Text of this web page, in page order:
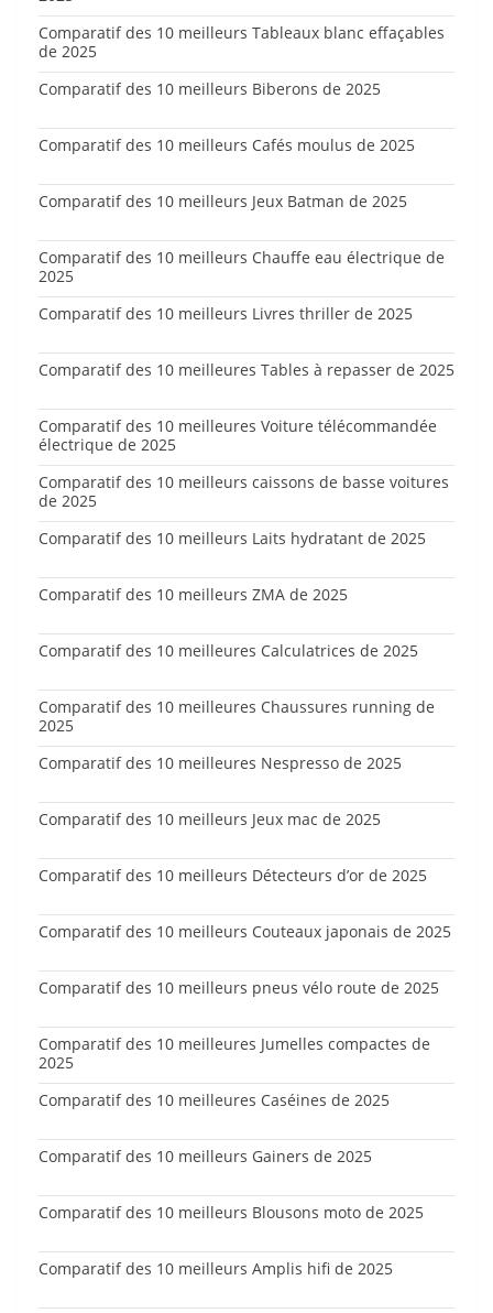
Comparatif des 10 meilleurs Tableaux blanc effaçables
de 2025
Comparatif des 10 meilleurs Biberons de 2025
Comparatif des 10 meilleurs Cafés moulus de 2025
Comparatif des 10 meilleurs Jeux Batman de 2025
Comparatif des 10 meilleurs Chauffe eau électrique de
2025
Comparatif des 10 meilleurs Livres thriller de 2025
Comparatif des 10 meilleures Tables à repasser de 2025
Comparatif des 10 meilleures Voiture télécommandée
électrique de 2025
Comparatif des 10 meilleurs caissons de basse voitures
de 2025
Comparatif des 10 meilleurs Laits hydratant de 2025
Comparatif des 10 meilleurs ZMA de 2025
Comparatif des 10 meilleures Calculatrices de 2025
Comparatif des 10 meilleures Chaussures running de
2025
Comparatif des 10 meilleures Nespresso de 2025
Comparatif des 10 meilleurs Jeux mac de 2025
Comparatif des 10 meilleurs Détecteurs d’or de 2025
Comparatif des 10 meilleurs Couteaux japonais de 2025
Comparatif des 10 meilleurs pneus vélo route de 2025
Comparatif des 10 meilleures Jumelles compactes de
2025
Comparatif des 10 meilleures Caséines de 2025
Comparatif des 10 meilleurs Gainers de 2025
Comparatif des 10 meilleurs Blousons moto de 2025
Comparatif des 10 meilleurs Amplis hifi de 2025